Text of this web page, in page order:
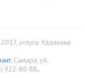
, услуга: Удаление
, Самара, ул.
922-80-88.